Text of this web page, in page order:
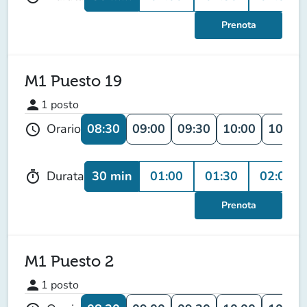
Prenota
M1 Puesto 19
person 1 posto
schedule Orario 08:30 09:00 09:30 10:00 10:30
timer Durata 30 min 01:00 01:30 02:00
Prenota
M1 Puesto 2
person 1 posto